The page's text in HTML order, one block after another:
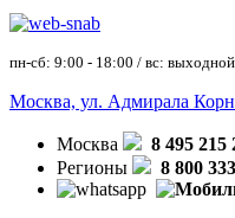
пн-сб: 9:00 - 18:00 / вс: выходной
Москва, ул. Адмирала
Москва
8 495 215
Регионы
8 800